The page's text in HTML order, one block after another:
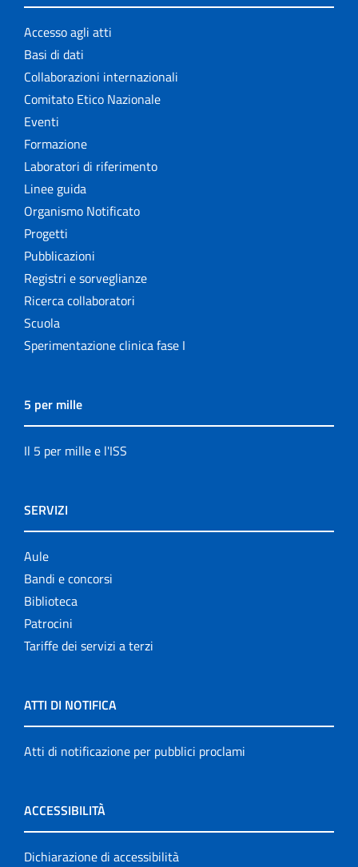
Accesso agli atti
Basi di dati
Collaborazioni internazionali
Comitato Etico Nazionale
Eventi
Formazione
Laboratori di riferimento
Linee guida
Organismo Notificato
Progetti
Pubblicazioni
Registri e sorveglianze
Ricerca collaboratori
Scuola
Sperimentazione clinica fase I
5 per mille
Il 5 per mille e l'ISS
SERVIZI
Aule
Bandi e concorsi
Biblioteca
Patrocini
Tariffe dei servizi a terzi
ATTI DI NOTIFICA
Atti di notificazione per pubblici proclami
ACCESSIBILITÀ
Dichiarazione di accessibilità